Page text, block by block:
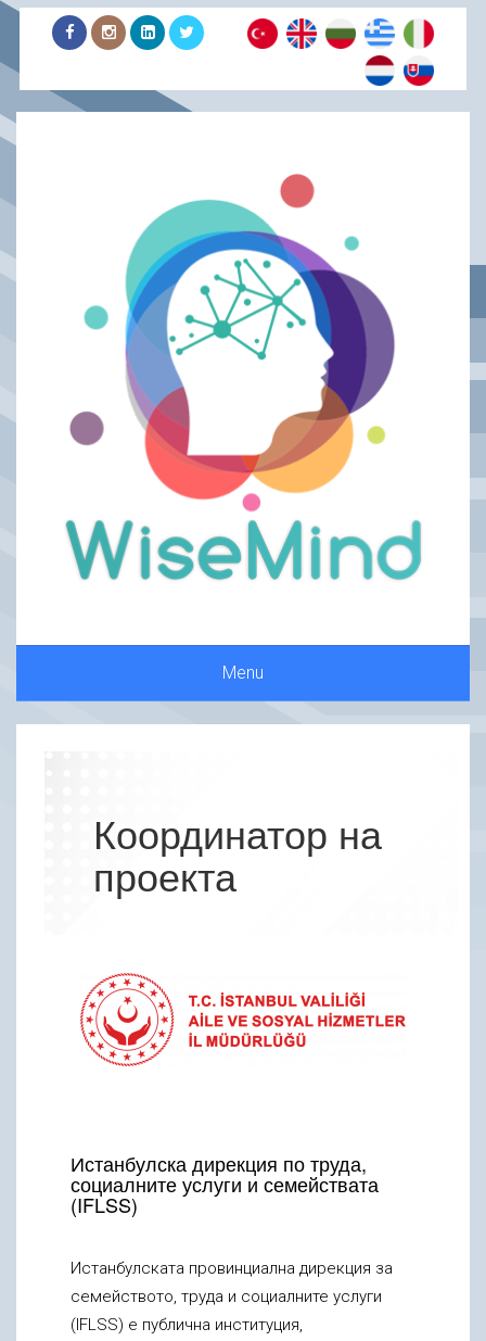
Menu
Координатор на
проекта
Истанбулска дирекция по труда,
социалните услуги и семействата
(IFLSS)
Истанбулската провинциална дирекция за
семейството, труда и социалните услуги
(IFLSS) е публична институция,